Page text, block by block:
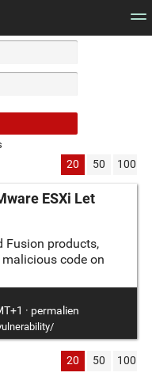
20 50 100
ESXi Let
Fusion products,
code on
· permalien
20 50 100